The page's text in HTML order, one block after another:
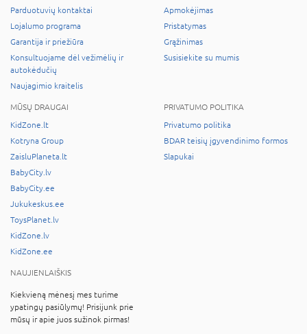
Parduotuvių kontaktai
Lojalumo programa
Garantija ir priežiūra
Konsultuojame dėl vežimėlių ir
autokėdučių
Naujagimio kraitelis
Apmokėjimas
Pristatymas
Grąžinimas
Susisiekite su mumis
MŪSŲ DRAUGAI
KidZone.lt
Kotryna Group
ZaisluPlaneta.lt
BabyCity.lv
BabyCity.ee
Jukukeskus.ee
ToysPlanet.lv
KidZone.lv
KidZone.ee
PRIVATUMO POLITIKA
Privatumo politika
BDAR teisių įgyvendinimo formos
Slapukai
NAUJIENLAIŠKIS
Kiekvieną mėnesį mes turime
ypatingų pasiūlymų! Prisijunk prie
mūsų ir apie juos sužinok pirmas!